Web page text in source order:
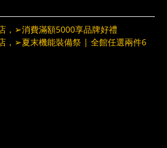
，➢消費滿額5000享品牌好禮
，➢夏末機能裝備祭 | 全館任選兩件6